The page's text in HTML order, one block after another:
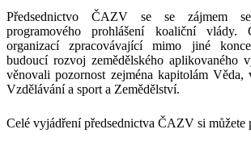
Předsednictvo ČAZV se se zájmem
programového prohlášení koaliční
organizací zpracovávající mimo jiné
budoucí rozvoj zemědělského aplikovaného
věnovali pozornost zejména kapitolám Věda,
Vzdělávání a sport a Zemědělství.
Celé vyjádření předsednictva ČAZV si můžete